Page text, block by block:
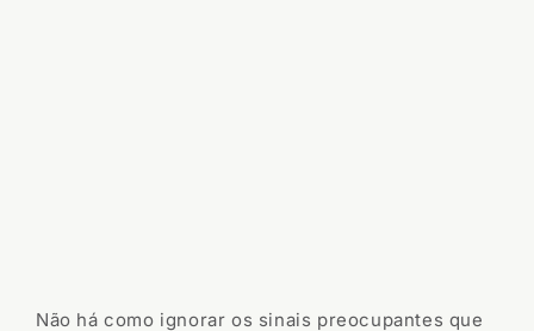
Não há como ignorar os sinais preocupantes que